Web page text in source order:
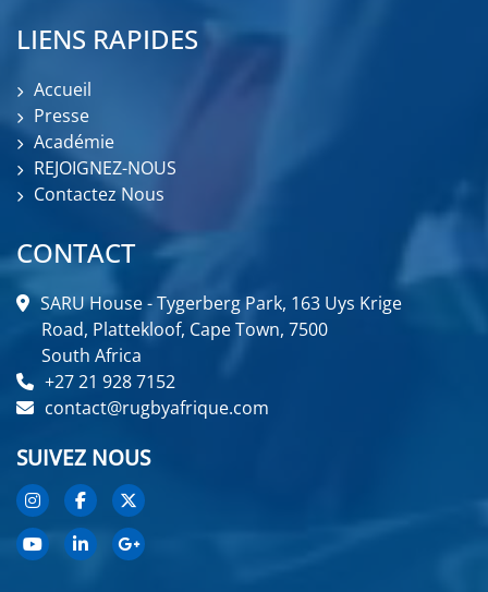
LIENS RAPIDES
Accueil
Presse
Académie
REJOIGNEZ-NOUS
Contactez Nous
CONTACT
SARU House - Tygerberg Park, 163 Uys Krige
Road, Plattekloof, Cape Town, 7500
South Africa
+27 21 928 7152
contact@rugbyafrique.com
SUIVEZ NOUS